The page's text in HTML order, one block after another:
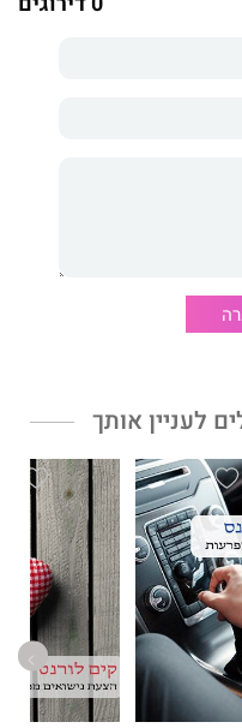
ירפה מהעבר שבולם אותו
לעניין אותך